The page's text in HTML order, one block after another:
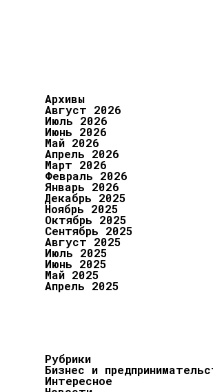
Архивы
Август 2026
Июль 2026
Июнь 2026
Май 2026
Апрель 2026
Март 2026
Февраль 2026
Январь 2026
Декабрь 2025
Ноябрь 2025
Октябрь 2025
Сентябрь 2025
Август 2025
Июль 2025
Июнь 2025
Май 2025
Апрель 2025
Рубрики
Бизнес и
Интересное